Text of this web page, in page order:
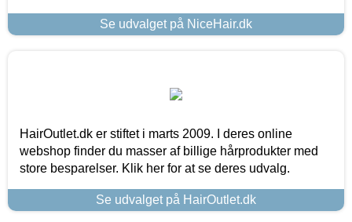
Se udvalget på NiceHair.dk
HairOutlet.dk er stiftet i marts 2009. I deres online
webshop finder du masser af billige hårprodukter med
store besparelser. Klik her for at se deres udvalg.
Se udvalget på HairOutlet.dk